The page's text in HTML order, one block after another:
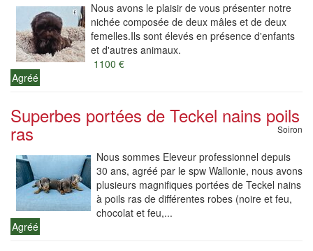
Nous avons le plaisir de vous présenter notre
nichée composée de deux mâles et de deux
femelles.Ils sont élevés en présence d'enfants
et d'autres animaux.
1100 €
Agréé
Superbes portées de Teckel nains poils
ras Soiron
Nous sommes Eleveur professionnel depuis
30 ans, agréé par le spw Wallonie, nous avons
plusieurs magnifiques portées de Teckel nains
à poils ras de différentes robes (noire et feu,
chocolat et feu,...
Agréé